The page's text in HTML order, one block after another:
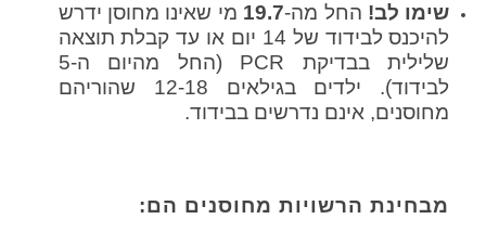
שימו לב! החל מה-19.7 מי שאינו מחוסן ידרש
להיכנס לבידוד של 14 יום או עד קבלת תוצאה
שלילית בבדיקת PCR (החל מהיום ה-5
לבידוד). ילדים בגילאים 12-18 שהוריהם
מחוסנים, אינם נדרשים בבידוד.
מבחינת הרשויות מחוסנים הם: